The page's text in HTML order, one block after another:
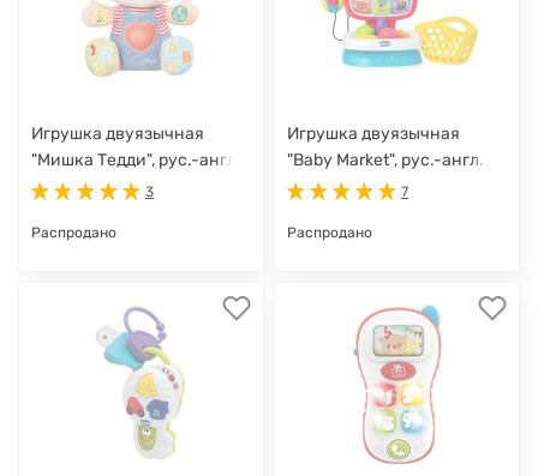
Игрушка двуязычная
"Мишка Тедди", рус.-англ.
3
Распродано
Игрушка двуязычная
"Baby Market", рус.-англ.
7
Распродано